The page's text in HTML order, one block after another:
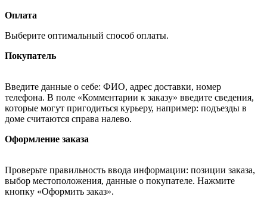
Оплата
Выберите оптимальный способ оплаты.
Покупатель
Введите данные о себе: ФИО, адрес доставки, номер
телефона. В поле «Комментарии к заказу» введите сведения,
которые могут пригодиться курьеру, например: подъезды в
доме считаются справа налево.
Оформление заказа
Проверьте правильность ввода информации: позиции заказа,
выбор местоположения, данные о покупателе. Нажмите
кнопку «Оформить заказ».